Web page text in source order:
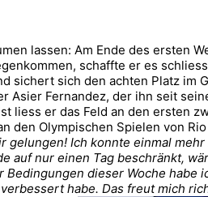
lassen: Am Ende des ersten
schaffte er es
sichert sich den achten Platz
Fernandez, der ihn seit
er das Feld an den ersten
den Olympischen Spielen von
Ich konnte einmal
nur einen Tag beschränkt,
dieser Woche habe
habe. Das freut mich